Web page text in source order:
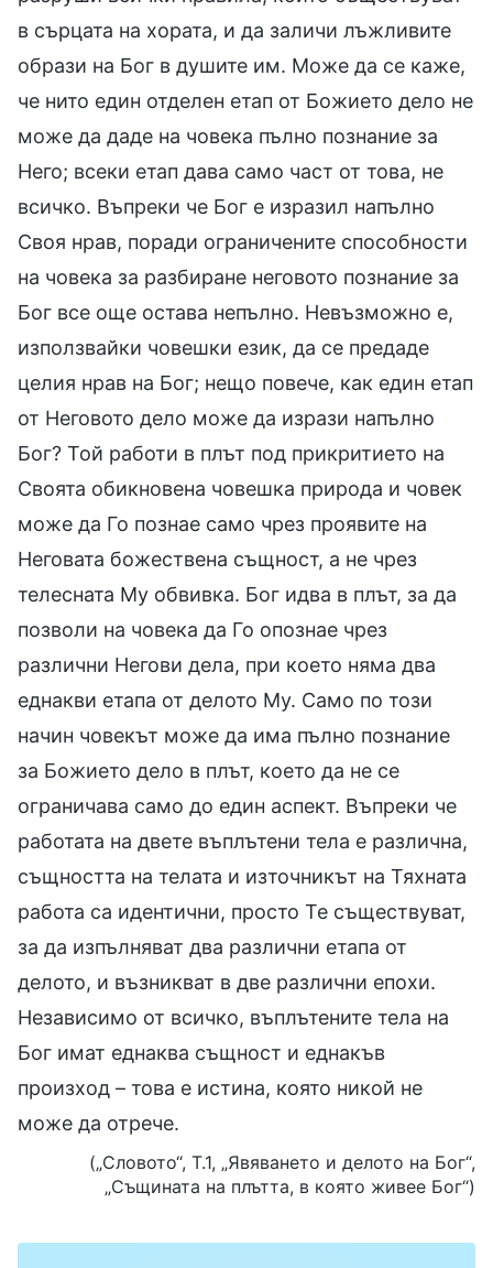
в сърцата на хората, и да заличи лъжливите
образи на Бог в душите им. Може да се каже,
че нито един отделен етап от Божието дело не
може да даде на човека пълно познание за
Него; всеки етап дава само част от това, не
всичко. Въпреки че Бог е изразил напълно
Своя нрав, поради ограничените способности
на човека за разбиране неговото познание за
Бог все още остава непълно. Невъзможно е,
използвайки човешки език, да се предаде
целия нрав на Бог; нещо повече, как един етап
от Неговото дело може да изрази напълно
Бог? Той работи в плът под прикритието на
Своята обикновена човешка природа и човек
може да Го познае само чрез проявите на
Неговата божествена същност, а не чрез
телесната Му обвивка. Бог идва в плът, за да
позволи на човека да Го опознае чрез
различни Негови дела, при което няма два
еднакви етапа от делото Му. Само по този
начин човекът може да има пълно познание
за Божието дело в плът, което да не се
ограничава само до един аспект. Въпреки че
работата на двете въплътени тела е различна,
същността на телата и източникът на Тяхната
работа са идентични, просто Те съществуват,
за да изпълняват два различни етапа от
делото, и възникват в две различни епохи.
Независимо от всичко, въплътените тела на
Бог имат еднаква същност и еднакъв
произход – това е истина, която никой не
може да отрече.
(„Словото“, Т.1, „Явяването и делото на Бог“,
„Същината на плътта, в която живее Бог“)